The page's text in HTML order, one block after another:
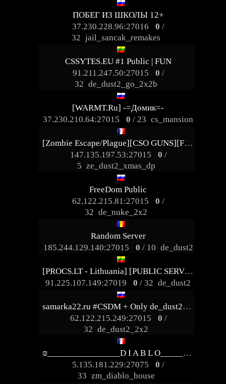
ПОБЕГ ИЗ ШКОЛЫ 12+
37.230.228.96:27016
0 /
32 jail_sancak_remakes
CSSYTES.EU #1 Public | FUN
91.211.247.50:27015
0 /
32 de_dust2_go_2x2b
[WARMT.Ru] -=Домик=-
37.230.210.64:27015
0 / 23 cs_mansion
[Zombie Escape/Plague][CSO GUNS][Free VIP][DBL EXP]MULTI-HEAD.PL @ 1shot1kill.pl
147.135.197.53:27015
0 /
5 ze_dust2_xmas_dp
FreeDom Public
62.122.215.81:27015
0 /
32 de_nuke_2x2
Random Server
185.244.129.140:27015
0 / 10 de_dust2
[PROCS.LT - Lithuania] [PUBLIC SERVER] *=FREE VIP=* 凸(-_-)凸
91.225.107.149:27019
0 / 32 de_dust2
samarka22.ru #CSDM + Only de_dust2_2x2 Server
62.122.215.249:27015
0 /
32 de_dust2_2x2
₪________________D I A B L O_________________ [XP|BANK|VIP]
5.135.181.229:27075
0 /
33 zm_diablo_house